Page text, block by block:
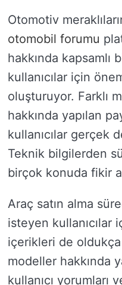
Otomotiv
otomobil forumu
hakkında kapsamlı
kullanıcılar için
oluşturuyor. Farklı
hakkında yapılan
kullanıcılar gerçek
Teknik bilgilerden
birçok konuda fikir
Araç satın alma
isteyen kullanıcılar
içerikleri de oldukça
modeller hakkında
kullanıcı yorumları